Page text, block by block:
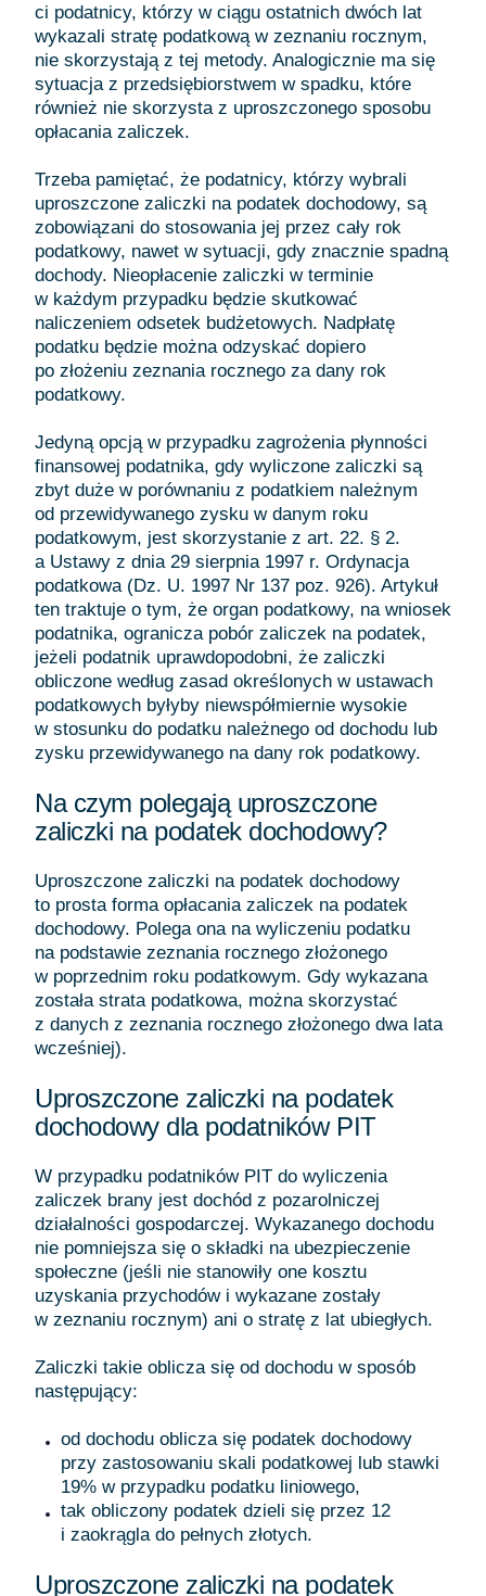
ci podatnicy, którzy w ciągu ostatnich dwóch lat
wykazali stratę podatkową w zeznaniu rocznym,
nie skorzystają z tej metody. Analogicznie ma się
sytuacja z przedsiębiorstwem w spadku, które
również nie skorzysta z uproszczonego sposobu
opłacania zaliczek.
Trzeba pamiętać, że podatnicy, którzy wybrali
uproszczone zaliczki na podatek dochodowy, są
zobowiązani do stosowania jej przez cały rok
podatkowy, nawet w sytuacji, gdy znacznie spadną
dochody. Nieopłacenie zaliczki w terminie
w każdym przypadku będzie skutkować
naliczeniem odsetek budżetowych. Nadpłatę
podatku będzie można odzyskać dopiero
po złożeniu zeznania rocznego za dany rok
podatkowy.
Jedyną opcją w przypadku zagrożenia płynności
finansowej podatnika, gdy wyliczone zaliczki są
zbyt duże w porównaniu z podatkiem należnym
od przewidywanego zysku w danym roku
podatkowym, jest skorzystanie z art. 22. § 2.
a Ustawy z dnia 29 sierpnia 1997 r. Ordynacja
podatkowa (Dz. U. 1997 Nr 137 poz. 926). Artykuł
ten traktuje o tym, że organ podatkowy, na wniosek
podatnika, ogranicza pobór zaliczek na podatek,
jeżeli podatnik uprawdopodobni, że zaliczki
obliczone według zasad określonych w ustawach
podatkowych byłyby niewspółmiernie wysokie
w stosunku do podatku należnego od dochodu lub
zysku przewidywanego na dany rok podatkowy.
Na czym polegają uproszczone
zaliczki na podatek dochodowy?
Uproszczone zaliczki na podatek dochodowy
to prosta forma opłacania zaliczek na podatek
dochodowy. Polega ona na wyliczeniu podatku
na podstawie zeznania rocznego złożonego
w poprzednim roku podatkowym. Gdy wykazana
została strata podatkowa, można skorzystać
z danych z zeznania rocznego złożonego dwa lata
wcześniej).
Uproszczone zaliczki na podatek
dochodowy dla podatników PIT
W przypadku podatników PIT do wyliczenia
zaliczek brany jest dochód z pozarolniczej
działalności gospodarczej. Wykazanego dochodu
nie pomniejsza się o składki na ubezpieczenie
społeczne (jeśli nie stanowiły one kosztu
uzyskania przychodów i wykazane zostały
w zeznaniu rocznym) ani o stratę z lat ubiegłych.
Zaliczki takie oblicza się od dochodu w sposób
następujący:
od dochodu oblicza się podatek dochodowy
przy zastosowaniu skali podatkowej lub stawki
19% w przypadku podatku liniowego,
tak obliczony podatek dzieli się przez 12
i zaokrągla do pełnych złotych.
Uproszczone zaliczki na podatek